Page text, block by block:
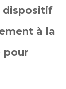
dispositif
à la
pour